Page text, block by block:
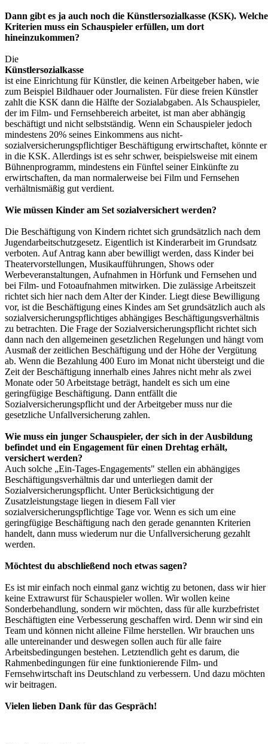
Dann gibt es ja auch noch die Künstlersozialkasse (KSK). Welche
Kriterien muss ein Schauspieler erfüllen, um dort
hineinzukommen?
Die
Künstlersozialkasse
ist eine Einrichtung für Künstler, die keinen Arbeitgeber haben, wie
zum Beispiel Bildhauer oder Journalisten. Für diese freien Künstler
zahlt die KSK dann die Hälfte der Sozialabgaben. Als Schauspieler,
der im Film- und Fernsehbereich arbeitet, ist man aber abhängig
beschäftigt und nicht selbstständig. Wenn ein Schauspieler jedoch
mindestens 20% seines Einkommens aus nicht-
sozialversicherungspflichtiger Beschäftigung erwirtschaftet, könnte er
in die KSK. Allerdings ist es sehr schwer, beispielsweise mit einem
Bühnenprogramm, mindestens ein Fünftel seiner Einkünfte zu
erwirtschaften, da man normalerweise bei Film und Fernsehen
verhältnismäßig gut verdient.
Wie müssen Kinder am Set sozialversichert werden?
Die Beschäftigung von Kindern richtet sich grundsätzlich nach dem
Jugendarbeitschutzgesetz. Eigentlich ist Kinderarbeit im Grundsatz
verboten. Auf Antrag kann aber bewilligt werden, dass Kinder bei
Theatervorstellungen, Musikaufführungen, Shows oder
Werbeveranstaltungen, Aufnahmen in Hörfunk und Fernsehen und
bei Film- und Fotoaufnahmen mitwirken. Die zulässige Arbeitszeit
richtet sich hier nach dem Alter der Kinder. Liegt diese Bewilligung
vor, ist die Beschäftigung eines Kindes am Set grundsätzlich auch als
sozialversicherungspflichtiges abhängiges Beschäftigungsverhältnis
zu betrachten. Die Frage der Sozialversicherungspflicht richtet sich
dann nach den allgemeinen gesetzlichen Regelungen und hängt vom
Ausmaß der zeitlichen Beschäftigung und der Höhe der Vergütung
ab. Wenn die Bezahlung 400 Euro im Monat nicht übersteigt und die
Zeit der Beschäftigung innerhalb eines Jahres nicht mehr als zwei
Monate oder 50 Arbeitstage beträgt, handelt es sich um eine
geringfügige Beschäftigung. Dann entfällt die
Sozialversicherungspflicht und der Arbeitgeber muss nur die
gesetzliche Unfallversicherung zahlen.
Wie muss ein junger Schauspieler, der sich in der Ausbildung
befindet und ein Engagement für einen Drehtag erhält,
versichert werden?
Auch solche „Ein-Tages-Engagements" stellen ein abhängiges
Beschäftigungsverhältnis dar und unterliegen damit der
Sozialversicherungspflicht. Unter Berücksichtigung der
Zusatzleistungstage liegen in diesem Fall vier
sozialversicherungspflichtige Tage vor. Wenn es sich um eine
geringfügige Beschäftigung nach den gerade genannten Kriterien
handelt, dann muss wiederum nur die Unfallversicherung gezahlt
werden.
Möchtest du abschließend noch etwas sagen?
Es ist mir einfach noch einmal ganz wichtig zu betonen, dass wir hier
keine Extrawurst für Schauspieler wollen. Wir wollen keine
Sonderbehandlung, sondern wir möchten, dass für alle kurzbefristet
Beschäftigten eine Verbesserung geschaffen wird. Denn wir sind ein
Team und können nicht alleine Filme herstellen. Wir brauchen uns
alle untereinander und deswegen sollen auch für alle faire
Arbeitsbedingungen bestehen. Letztendlich geht es darum, die
Rahmenbedingungen für eine funktionierende Film- und
Fernsehwirtschaft ins Deutschland zu verbessern. Und dazu möchten
wir beitragen.
Vielen lieben Dank für das Gespräch!